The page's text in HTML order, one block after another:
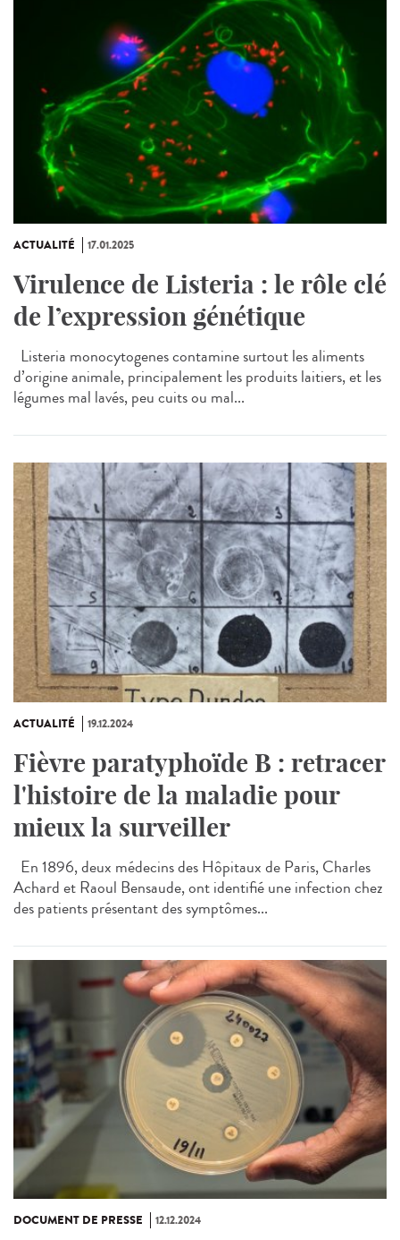
ACTUALITÉ 17.01.2025
Virulence de Listeria : le rôle clé
de l’expression génétique
Listeria monocytogenes contamine surtout les aliments
d’origine animale, principalement les produits laitiers, et les
légumes mal lavés, peu cuits ou mal...
ACTUALITÉ 19.12.2024
Fièvre paratyphoïde B : retracer
l'histoire de la maladie pour
mieux la surveiller
En 1896, deux médecins des Hôpitaux de Paris, Charles
Achard et Raoul Bensaude, ont identifié une infection chez
des patients présentant des symptômes...
DOCUMENT DE PRESSE 12.12.2024